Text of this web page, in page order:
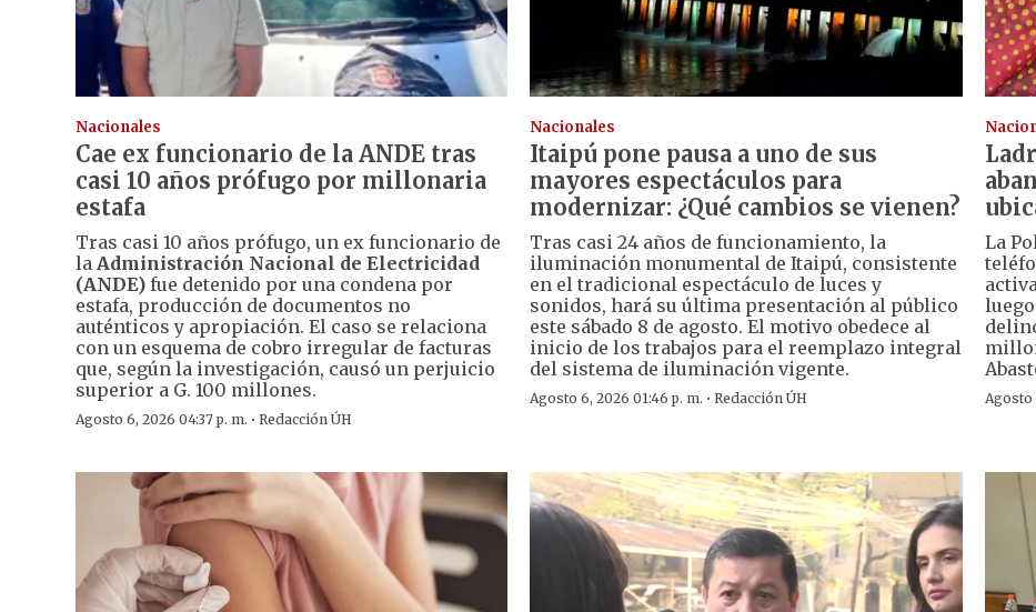
Nacionales
Cae ex funcionario de la ANDE tras
casi 10 años prófugo por millonaria
estafa
Tras casi 10 años prófugo, un ex funcionario de
la Administración Nacional de Electricidad
(ANDE) fue detenido por una condena por
estafa, producción de documentos no
auténticos y apropiación. El caso se relaciona
con un esquema de cobro irregular de facturas
que, según la investigación, causó un perjuicio
superior a G. 100 millones.
Agosto 6, 2026 04:37 p. m. · Redacción ÚH
Nacionales
Itaipú pone pausa a uno de sus
mayores espectáculos para
modernizar: ¿Qué cambios se vienen?
Tras casi 24 años de funcionamiento, la
iluminación monumental de Itaipú, consistente
en el tradicional espectáculo de luces y
sonidos, hará su última presentación al público
este sábado 8 de agosto. El motivo obedece al
inicio de los trabajos para el reemplazo integral
del sistema de iluminación vigente.
Agosto 6, 2026 01:46 p. m. ·Redacción ÚH
La
Agosto